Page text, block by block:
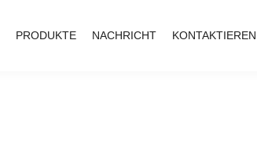
PRODUKTE NACHRICHT